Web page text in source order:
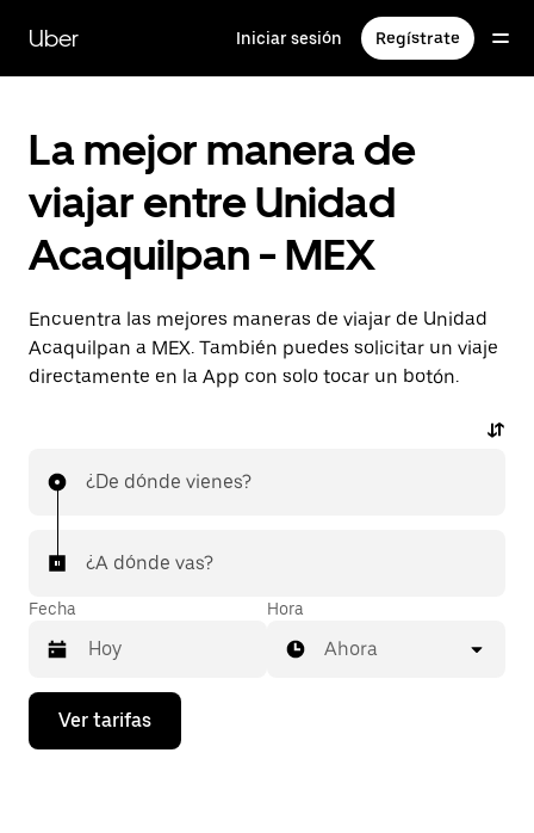
contenido
principal
Uber Iniciar sesión Regístrate
La mejor manera de
viajar entre Unidad
Acaquilpan - MEX
Encuentra las mejores maneras de viajar de Unidad
Acaquilpan a MEX. También puedes solicitar un viaje
directamente en la App con solo tocar un botón.
¿De dónde vienes?
¿A dónde vas?
Fecha
Presiona
flecha
Hora
Ahora
Ver tarifas